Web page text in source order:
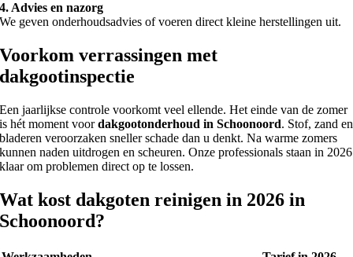
4. Advies en nazorg
We geven onderhoudsadvies of voeren direct kleine herstellingen uit.
Voorkom verrassingen met
dakgootinspectie
Een jaarlijkse controle voorkomt veel ellende. Het einde van de zomer
is hét moment voordakgootonderhoud in Schoonoord. Stof, zand en
bladeren veroorzaken sneller schade dan u denkt. Na warme zomers
kunnen naden uitdrogen en scheuren. Onze professionals staan in 2026
klaar om problemen direct op te lossen.
Wat kost dakgoten reinigen in 2026 in
Schoonoord?